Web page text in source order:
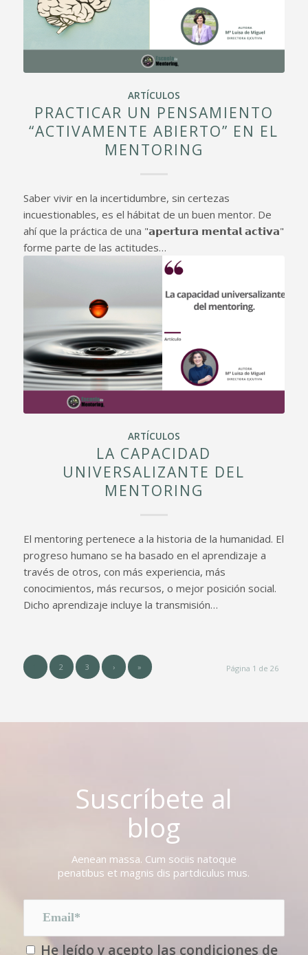
ARTÍCULOS
PRACTICAR UN PENSAMIENTO
“ACTIVAMENTE ABIERTO” EN EL
MENTORING
Saber vivir en la incertidumbre, sin certezas
incuestionables, es el hábitat de un buen mentor. De
ahí que la práctica de una "𝗮𝗽𝗲𝗿𝘁𝘂𝗿𝗮 𝗺𝗲𝗻𝘁𝗮𝗹 𝗮𝗰𝘁𝗶𝘃𝗮"
forme parte de las actitudes…
ARTÍCULOS
LA CAPACIDAD
UNIVERSALIZANTE DEL
MENTORING
El mentoring pertenece a la historia de la humanidad. El
progreso humano se ha basado en el aprendizaje a
través de otros, con más experiencia, más
conocimientos, más recursos, o mejor posición social.
Dicho aprendizaje incluye la transmisión…
Página 1 de 26
2 3 › »
Suscríbete al
blog
Aenean massa. Cum sociis natoque
penatibus et magnis dis partdiculus mus.
He leído y acepto las condiciones de